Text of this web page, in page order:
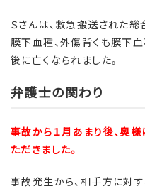
Ｓさんは、救急搬送された
膜下血種、外傷背くも膜下
後に亡くなられました。
弁護士の関わり
事故から１月あまり後、奥
ただきました。
事故発生から、相手方に対